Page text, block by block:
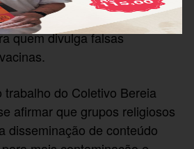
enquanto 92% querem
quem divulga falsas
trabalho do Coletivo Bereia
afirmar que grupos religiosos
disseminação de conteúdo